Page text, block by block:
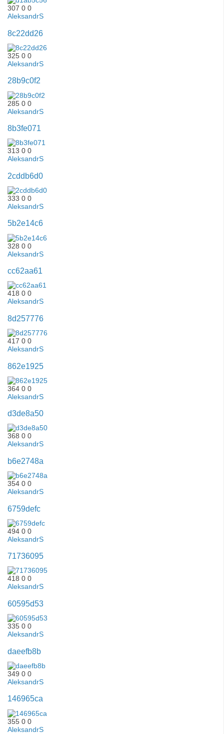
307 0 0
AleksandrS
8c22dd26
325 0 0
AleksandrS
28b9c0f2
285 0 0
AleksandrS
8b3fe071
313 0 0
AleksandrS
2cddb6d0
333 0 0
AleksandrS
5b2e14c6
328 0 0
AleksandrS
cc62aa61
418 0 0
AleksandrS
8d257776
417 0 0
AleksandrS
862e1925
364 0 0
AleksandrS
d3de8a50
368 0 0
AleksandrS
b6e2748a
354 0 0
AleksandrS
6759defc
494 0 0
AleksandrS
71736095
418 0 0
AleksandrS
60595d53
335 0 0
AleksandrS
daeefb8b
349 0 0
AleksandrS
146965ca
355 0 0
AleksandrS